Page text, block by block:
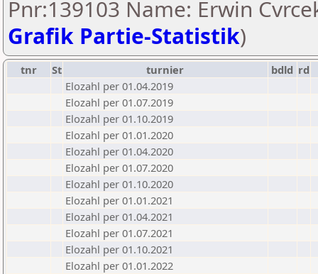
Pnr:139103 Name: Erwin
Grafik Partie-Statistik)
tnr St turnier bdld rd
Elozahl per 01.04.2019
Elozahl per 01.07.2019
Elozahl per 01.10.2019
Elozahl per 01.01.2020
Elozahl per 01.04.2020
Elozahl per 01.07.2020
Elozahl per 01.10.2020
Elozahl per 01.01.2021
Elozahl per 01.04.2021
Elozahl per 01.07.2021
Elozahl per 01.10.2021
Elozahl per 01.01.2022